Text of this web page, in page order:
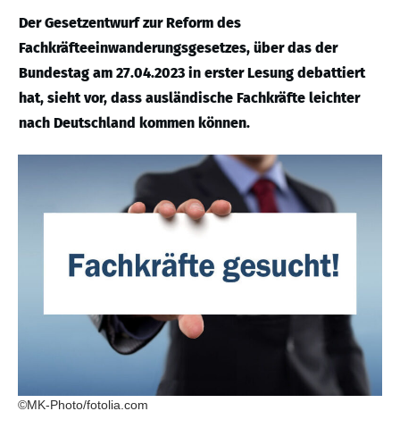
Der Gesetzentwurf zur Reform des
Fachkräfteeinwanderungsgesetzes, über das der
Bundestag am 27.04.2023 in erster Lesung debattiert
hat, sieht vor, dass ausländische Fachkräfte leichter
nach Deutschland kommen können.
©MK-Photo/fotolia.com